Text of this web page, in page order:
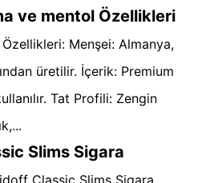
ve mentol Özellikleri
Menşei: Almanya,
üretilir. İçerik: Premium
Tat Profili: Zengin
Slims Sigara